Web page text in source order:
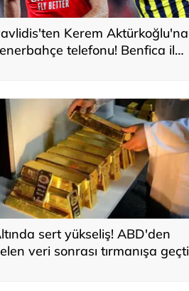
Kerem Aktürkoğlu'na
telefonu! Benfica ile
sert yükseliş! ABD'den
veri sonrası tırmanışa geçti